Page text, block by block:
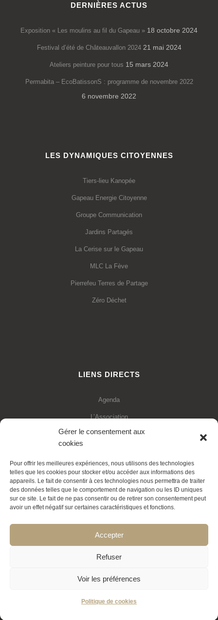
Gérer le consentement aux
cookies
Pour offrir les meilleures expériences, nous utilisons des technologies
telles que les cookies pour stocker et/ou accéder aux informations des
appareils. Le fait de consentir à ces technologies nous permettra de traiter
des données telles que le comportement de navigation ou les ID uniques
sur ce site. Le fait de ne pas consentir ou de retirer son consentement peut
avoir un effet négatif sur certaines caractéristiques et fonctions.
Accepter
Refuser
Voir les préférences
Politique de cookies
DERNIÈRES ACTUS
Exposition « Les moulins au fil du Gapeau » 18 octobre 2024
Festival d’été de Châteauvallon 2024 21 mai 2024
Ateliers peinture pour tous 15 mars 2024
Permabita – EcoBatissonS : programme de novembre 2022
6 novembre 2022
LES DYNAMIQUES CITOYENNES
Tiers-lieu Kanopée
Gapeau Energie Citoyenne
Groupe Communication
Jardins Partagés
La Cerise sur le Gapeau
MLC La Fève
Pierrefeu Terres de Partage
Zéro Déchet
LIENS DIRECTS
Agenda
L’Association
Financements
Adhésion en ligne
Faire un don déductible
Contactez-nous
Politique de cookies